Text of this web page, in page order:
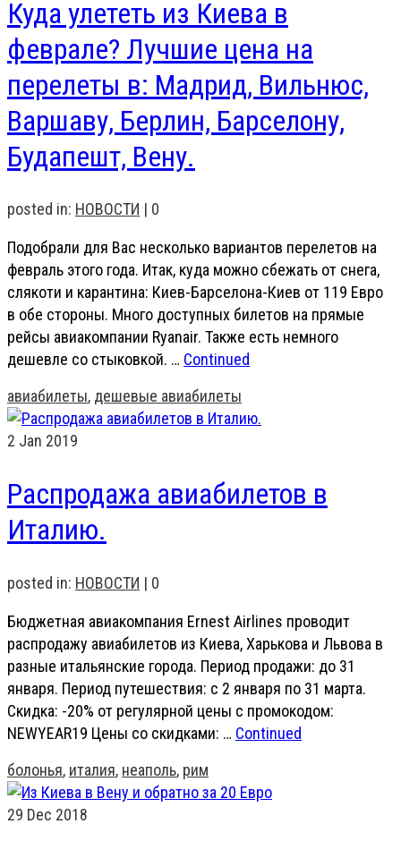
Куда улететь из Киева в
феврале? Лучшие цена на
перелеты в: Мадрид, Вильнюс,
Варшаву, Берлин, Барселону,
Будапешт, Вену.
posted in: НОВОСТИ | 0
Подобрали для Вас несколько вариантов перелетов на
февраль этого года. Итак, куда можно сбежать от снега,
слякоти и карантина: Киев-Барселона-Киев от 119 Евро
в обе стороны. Много доступных билетов на прямые
рейсы авиакомпании Ryanair. Также есть немного
дешевле со стыковкой. … Continued
авиабилеты, дешевые авиабилеты
2 Jan 2019
Распродажа авиабилетов в
Италию.
posted in: НОВОСТИ | 0
Бюджетная авиакомпания Ernest Airlines проводит
распродажу авиабилетов из Киева, Харькова и Львова в
разные итальянские города. Период продажи: до 31
января. Период путешествия: с 2 января по 31 марта.
Скидка: -20% от регулярной цены с промокодом:
NEWYEAR19 Цены со скидками: … Continued
болонья, италия, неаполь, рим
29 Dec 2018